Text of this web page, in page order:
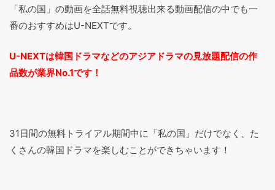
「私の国」の動画を全話無料視聴出来る動画配信の中でも一
番のおすすめはU-NEXTです。
U-NEXTは韓国ドラマなどのアジアドラマの見放題配信の作
品数が業界No.1です！
31日間の無料トライアル期間中に「私の国」だけでなく、た
くさんの韓国ドラマを楽しむことができちゃいます！